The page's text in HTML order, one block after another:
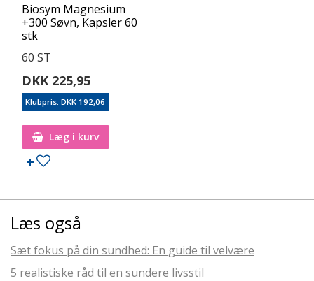
Biosym Magnesium
+300 Søvn, Kapsler 60
stk
60 ST
DKK 225,95
Klubpris: DKK 192,06
Læg i kurv
Læs også
Sæt fokus på din sundhed: En guide til velvære
5 realistiske råd til en sundere livsstil